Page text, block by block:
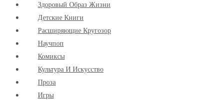
Здоровый Образ Жизни
Детские Книги
Расширяющие Кругозор
Научпоп
Комиксы
Культура И Искусство
Проза
Игры